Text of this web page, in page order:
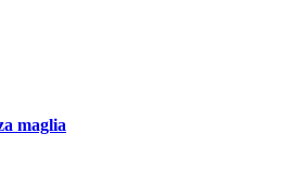
maglia